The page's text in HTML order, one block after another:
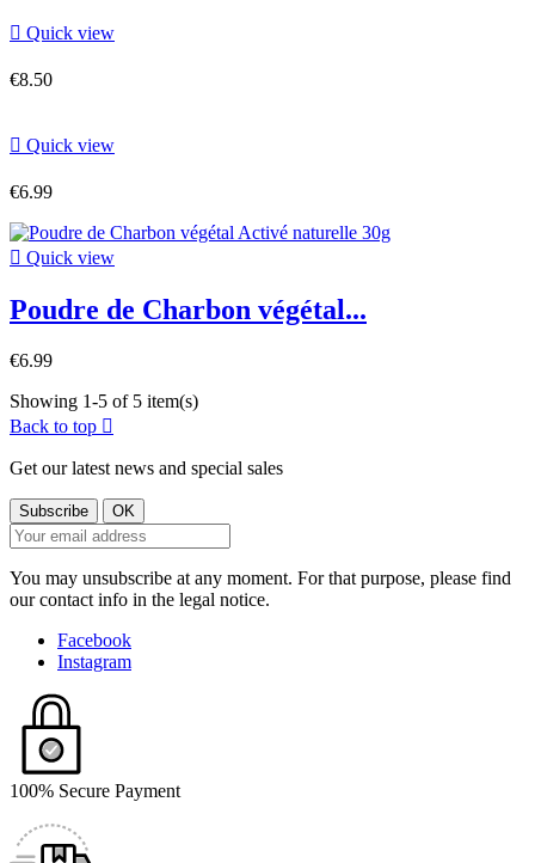
 Quick view
€8.50
 Quick view
€6.99
 Quick view
Poudre de Charbon végétal...
€6.99
Showing 1-5 of 5 item(s)
Back to top 
Get our latest news and special sales
You may unsubscribe at any moment. For that purpose, please find
our contact info in the legal notice.
Facebook
Instagram
100% Secure Payment